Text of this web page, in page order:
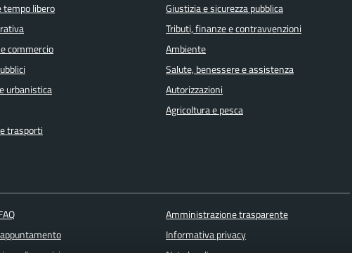
tempo libero
commercio
urbanistica
trasporti
Giustizia e sicurezza pubblica
Tributi, finanze e contravvenzioni
Ambiente
Salute, benessere e assistenza
Autorizzazioni
Agricoltura e pesca
Amministrazione trasparente
Informativa privacy